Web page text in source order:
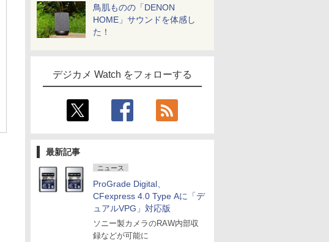
鳥肌ものの「DENON
HOME」サウンドを体感し
た！
デジカメ Watch をフォローする
最新記事
ニュース
ProGrade Digital、
CFexpress 4.0 Type Aに「デ
ュアルVPG」対応版
ソニー製カメラのRAW内部収
録などが可能に